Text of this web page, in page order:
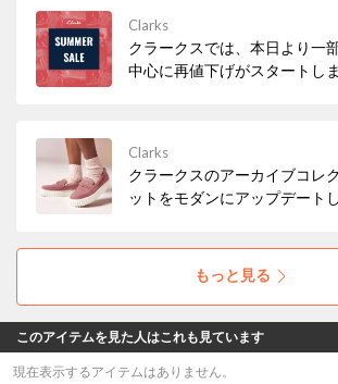
Clarks
クラークスでは、本日より一
中心に再値下げがスタートし
Clarks
クラークスのアーカイブコレ
ットをモダンにアップデート
量の厚底ソールで気分もUP！
もっと見る
このアイテムを見た人はこれも見ています
現在表示するアイテムはありません。